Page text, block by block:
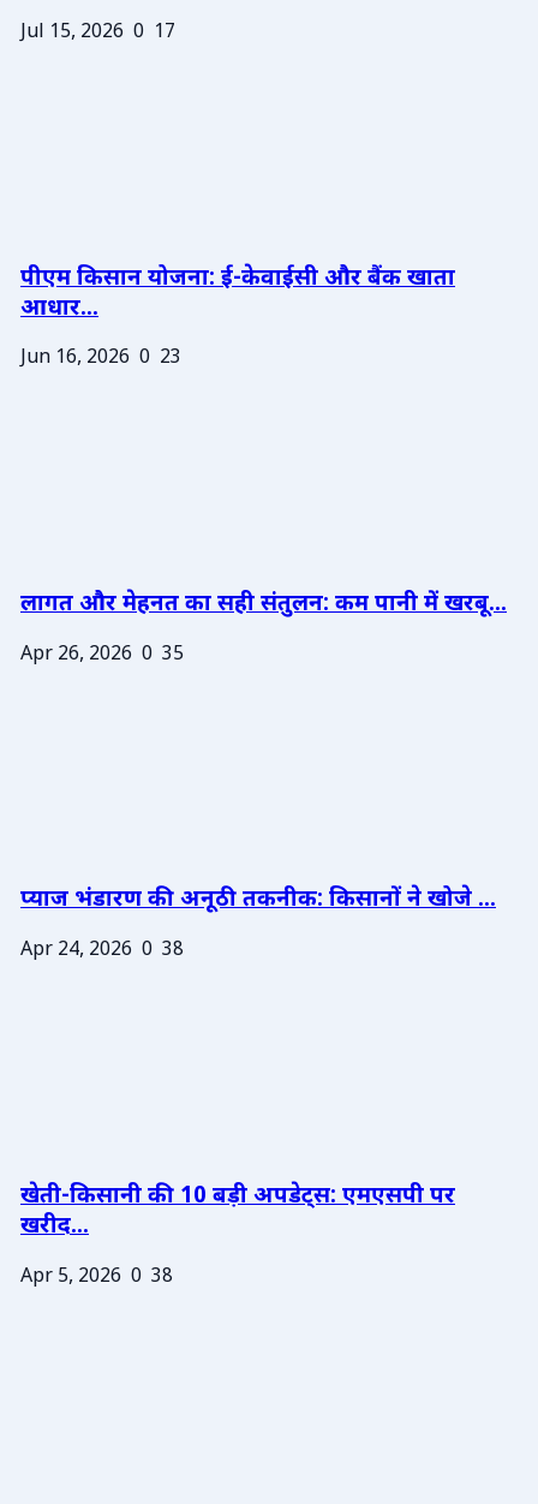
Jul 15, 2026 0 17
पीएम किसान योजना: ई-केवाईसी और बैंक खाता
आधार...
Jun 16, 2026 0 23
लागत और मेहनत का सही संतुलन: कम पानी में खरबू...
Apr 26, 2026 0 35
प्याज भंडारण की अनूठी तकनीक: किसानों ने खोजे ...
Apr 24, 2026 0 38
खेती-किसानी की 10 बड़ी अपडेट्स: एमएसपी पर
खरीद...
Apr 5, 2026 0 38